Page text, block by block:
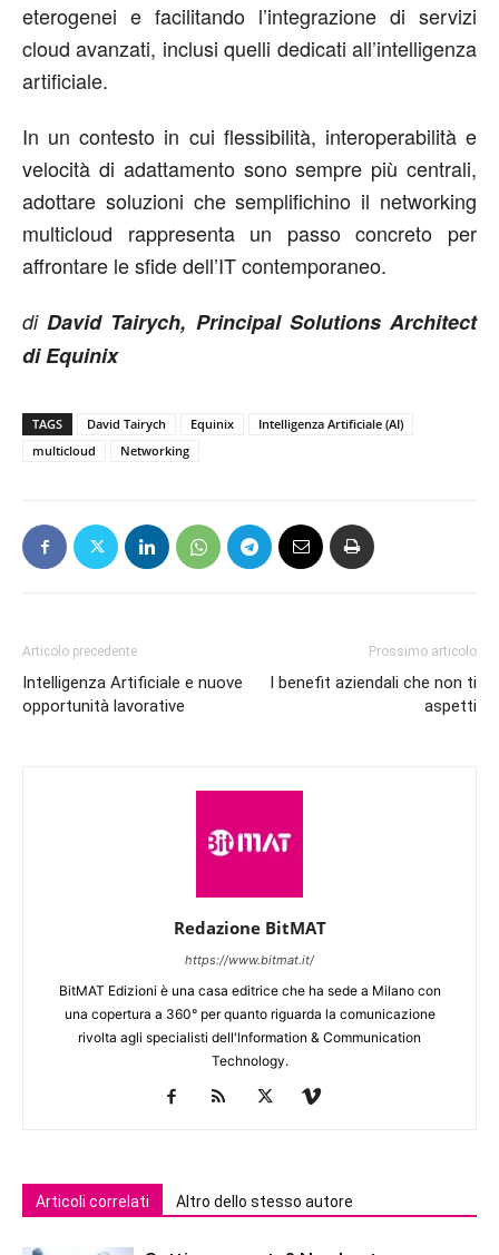
eterogenei e facilitando l’integrazione di servizi
cloud avanzati, inclusi quelli dedicati all’intelligenza
artificiale.
In un contesto in cui flessibilità, interoperabilità e
velocità di adattamento sono sempre più centrali,
adottare soluzioni che semplifichino il networking
multicloud rappresenta un passo concreto per
affrontare le sfide dell’IT contemporaneo.
diDavid Tairych, Principal Solutions Architect
di Equinix
TAGS David Tairych Equinix
Intelligenza Artificiale (AI)
multicloud
Networking
Articolo precedente
Intelligenza Artificiale e nuove
opportunità lavorative
Prossimo articolo
I benefit aziendali che non ti
aspetti
Redazione BitMAT
https://www.bitmat.it/
BitMAT Edizioni è una casa editrice che ha sede a Milano con
una copertura a 360° per quanto riguarda la comunicazione
rivolta agli specialisti dell'lnformation & Communication
Technology.
Articoli correlati Altro dello stesso autore